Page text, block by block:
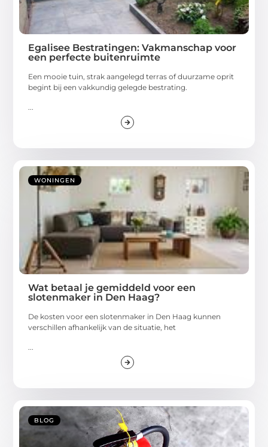
Egalisee Bestratingen: Vakmanschap voor
een perfecte buitenruimte
Een mooie tuin, strak aangelegd terras of duurzame oprit
begint bij een vakkundig gelegde bestrating.
WONINGEN
Wat betaal je gemiddeld voor een
slotenmaker in Den Haag?
De kosten voor een slotenmaker in Den Haag kunnen
verschillen afhankelijk van de situatie, het
BLOG